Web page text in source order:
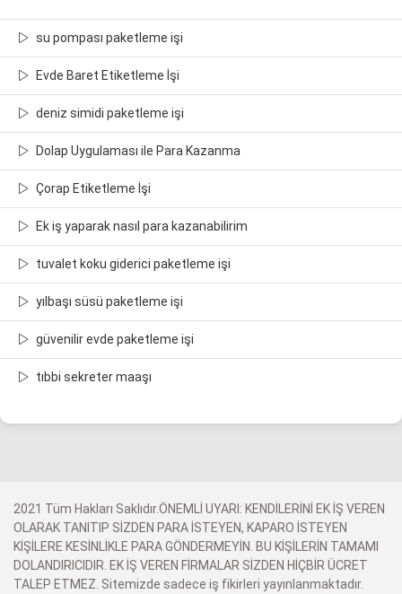
su pompası paketleme işi
Evde Baret Etiketleme İşi
deniz simidi paketleme işi
Dolap Uygulaması ile Para Kazanma
Çorap Etiketleme İşi
Ek iş yaparak nasıl para kazanabilirim
tuvalet koku giderici paketleme işi
yılbaşı süsü paketleme işi
güvenilir evde paketleme işi
tıbbi sekreter maaşı
2021 Tüm Hakları Saklıdır.ÖNEMLİ UYARI: KENDİLERİNİ EK İŞ VEREN
OLARAK TANITIP SİZDEN PARA İSTEYEN, KAPARO İSTEYEN
KİŞİLERE KESİNLİKLE PARA GÖNDERMEYİN. BU KİŞİLERİN TAMAMI
DOLANDIRICIDIR. EK İŞ VEREN FİRMALAR SİZDEN HİÇBİR ÜCRET
TALEP ETMEZ. Sitemizde sadece iş fikirleri yayınlanmaktadır.